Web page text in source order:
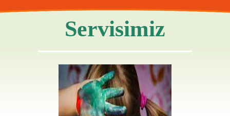
İLETIŞIM
Servisimiz